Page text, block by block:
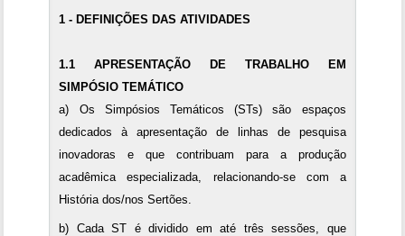
1 - DEFINIÇÕES DAS ATIVIDADES
1.1 APRESENTAÇÃO DE TRABALHO EM
SIMPÓSIO TEMÁTICO
a) Os Simpósios Temáticos (STs) são espaços
dedicados à apresentação de linhas de pesquisa
inovadoras e que contribuam para a produção
acadêmica especializada, relacionando-se com a
História dos/nos Sertões.
b) Cada ST é dividido em até três sessões, que